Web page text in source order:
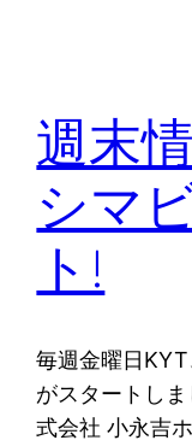
週末
シマ
ト!
毎週金曜日
がスタートし
式会社 小永吉